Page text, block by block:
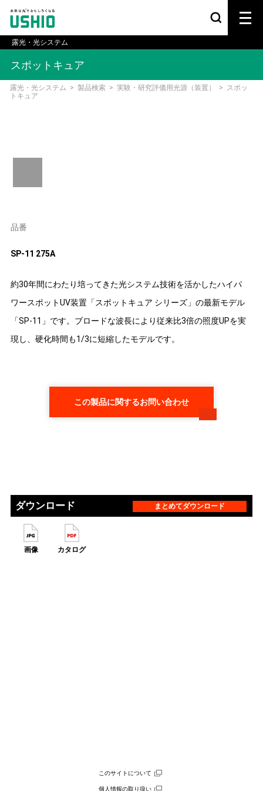
露光・光システム
スポットキュア
露光・光システム > 製品検索 > 実験・研究評価用光源（装置） > スポッ
トキュア
品番
SP-11 275A
約30年間にわたり培ってきた光システム技術を活かしたハイパ
ワースポットUV装置「スポットキュア シリーズ」の最新モデル
「SP-11」です。ブロードな波長により従来比3倍の照度UPを実
現し、硬化時間も1/3に短縮したモデルです。
この製品に関するお問い合わせ
ダウンロード まとめてダウンロード
画像 カタログ
このサイトについて
個人情報の取り扱い